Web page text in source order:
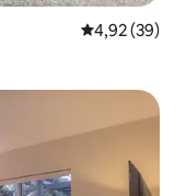
Évaluation
4,92 (39)